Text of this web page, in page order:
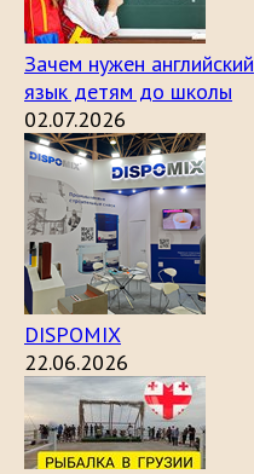
Зачем нужен английский
язык детям до школы
02.07.2026
DISPOMIX
22.06.2026